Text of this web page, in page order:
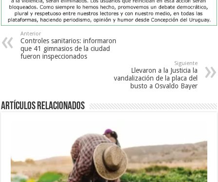
Anterior
Controles sanitarios: informaron
que 41 gimnasios de la ciudad
fueron inspeccionados
Siguiente
Llevaron a la Justicia la
vandalización de la placa del
busto a Osvaldo Bayer
Artículos Relacionados